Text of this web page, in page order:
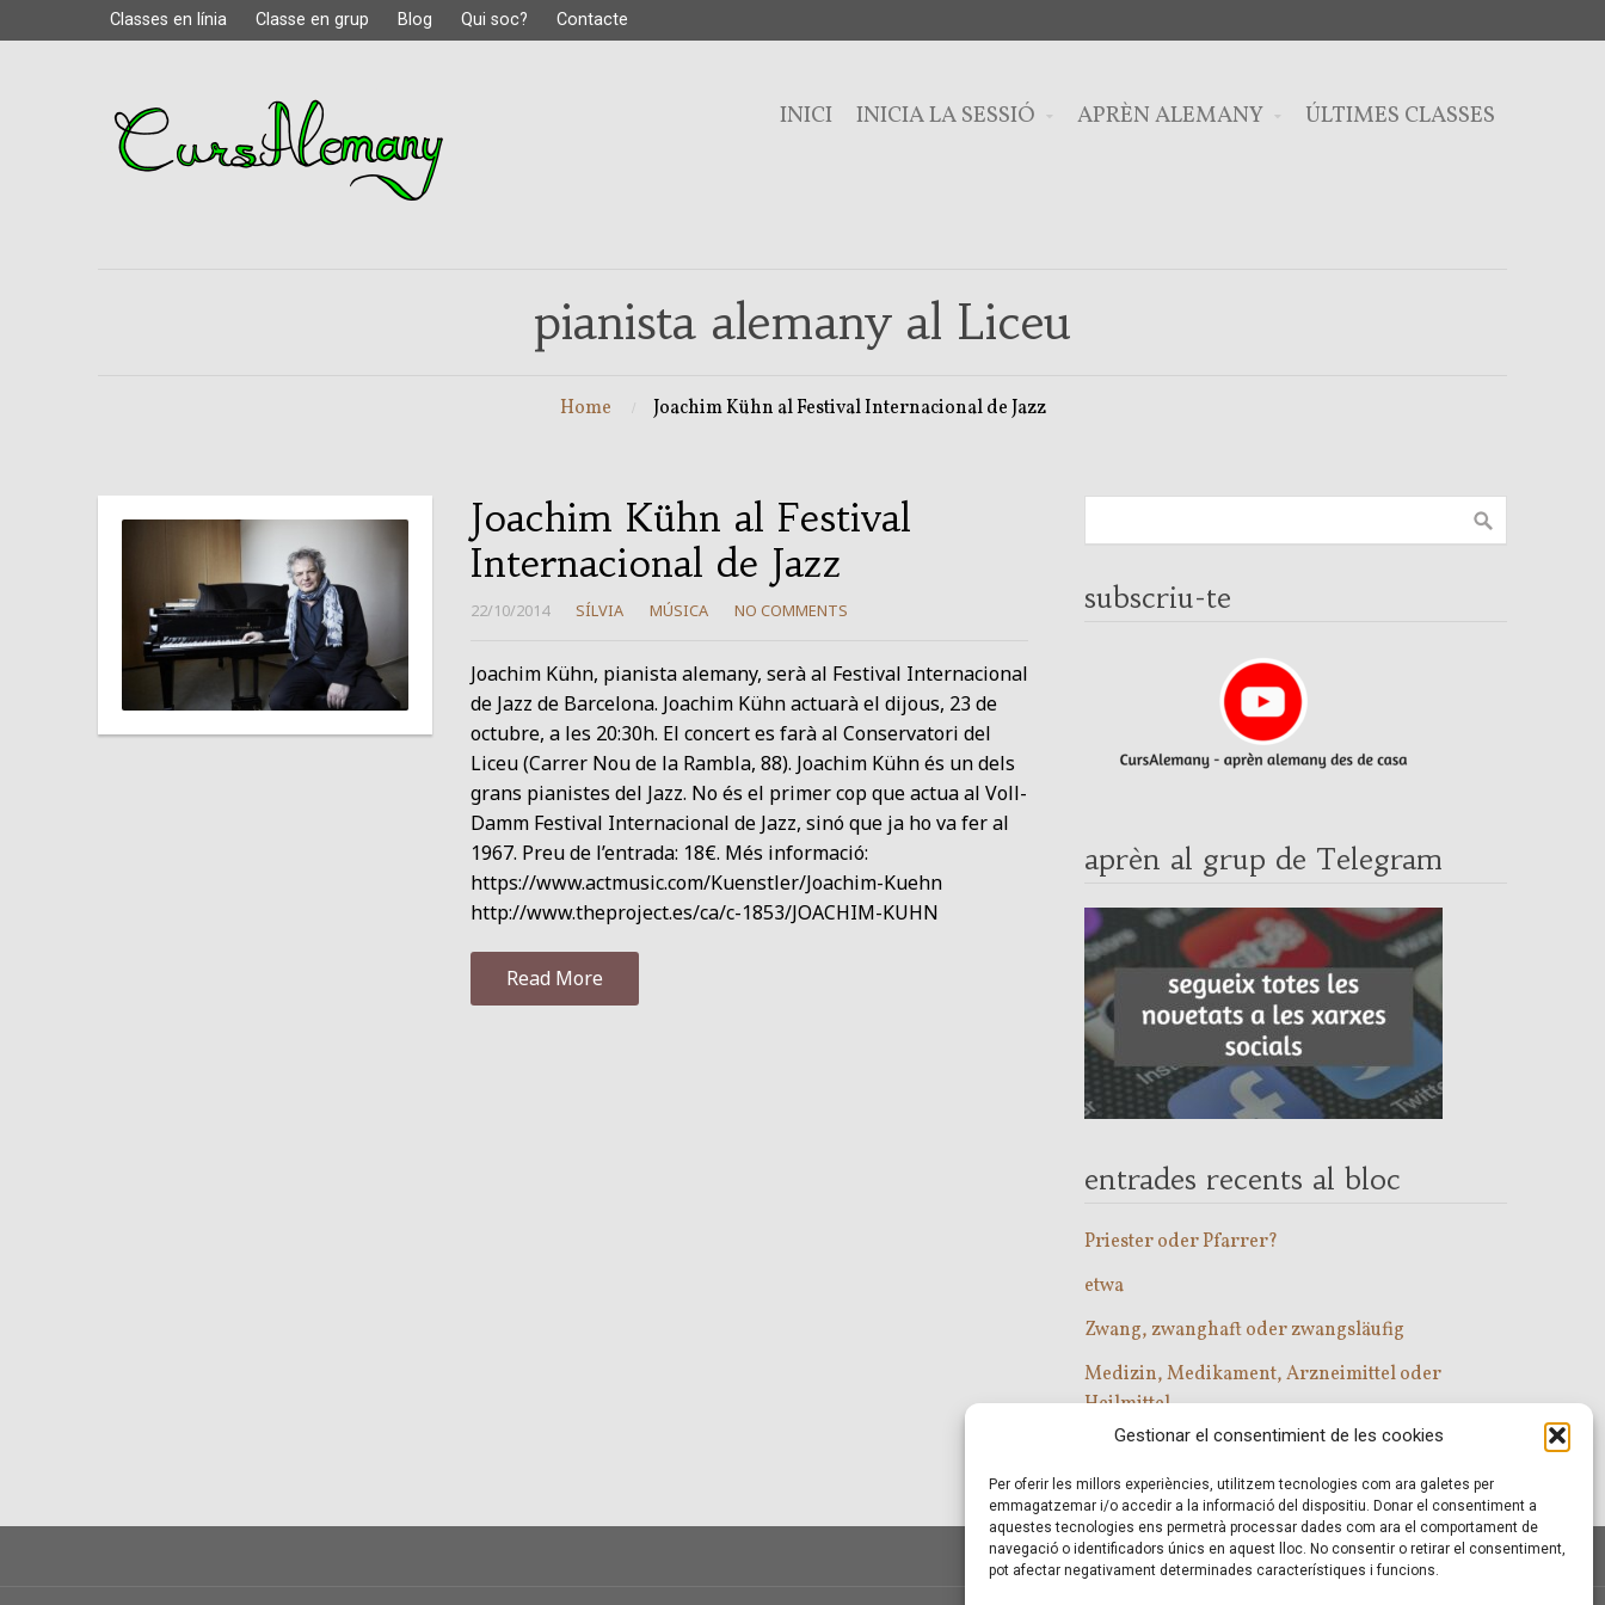
Gestionar el consentimient de les cookies
Per oferir les millors experiències, utilitzem tecnologies com ara galetes per
emmagatzemar i/o accedir a la informació del dispositiu. Donar el consentiment a
aquestes tecnologies ens permetrà processar dades com ara el comportament de
navegació o identificadors únics en aquest lloc. No consentir o retirar el consentiment,
pot afectar negativament determinades característiques i funcions.
Classes en línia Classe en grup Blog Qui soc? Contacte
INICI INICIA LA SESSIÓ APRÈN ALEMANY ÚLTIMES CLASSES
pianista alemany al Liceu
Home Joachim Kühn al Festival Internacional de Jazz
Joachim Kühn al Festival
Internacional de Jazz
22/10/2014 SÍLVIA MÚSICA NO COMMENTS
Joachim Kühn, pianista alemany, serà al Festival Internacional
de Jazz de Barcelona. Joachim Kühn actuarà el dijous, 23 de
octubre, a les 20:30h. El concert es farà al Conservatori del
Liceu (Carrer Nou de la Rambla, 88). Joachim Kühn és un dels
grans pianistes del Jazz. No és el primer cop que actua al Voll-
Damm Festival Internacional de Jazz, sinó que ja ho va fer al
1967. Preu de l’entrada: 18€. Més informació:
https://www.actmusic.com/Kuenstler/Joachim-Kuehn
http://www.theproject.es/ca/c-1853/JOACHIM-KUHN
Read More
subscriu-te
aprèn al grup de Telegram
entrades recents al bloc
Priester oder Pfarrer?
etwa
Zwang, zwanghaft oder zwangsläufig
Medizin, Medikament, Arzneimittel oder
Heilmittel
Com entrar a les classes d’alemany?